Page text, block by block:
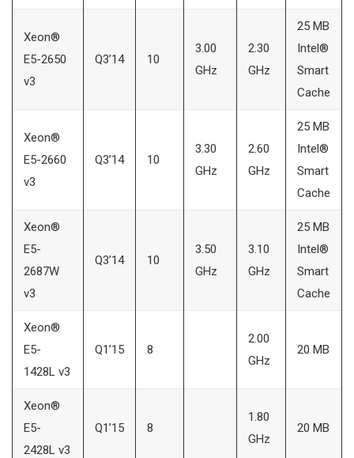
Xeon®
E5-2650
v3
Q3’14 10
3.00
GHz
2.30
GHz
25 MB
Intel®
Smart
Cache
Xeon®
E5-2660
v3
Q3’14 10
3.30
GHz
2.60
GHz
25 MB
Intel®
Smart
Cache
Xeon®
E5-
2687W
v3
Q3’14 10
3.50
GHz
3.10
GHz
25 MB
Intel®
Smart
Cache
Xeon®
E5-
1428L v3
Q1’15 8
2.00
GHz
20 MB
Xeon®
E5-
2428L v3
Q1’15 8
1.80
GHz
20 MB